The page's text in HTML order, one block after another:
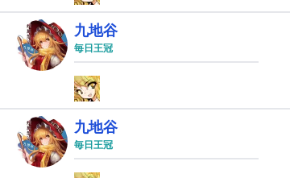
九地谷
毎日王冠
九地谷
毎日王冠